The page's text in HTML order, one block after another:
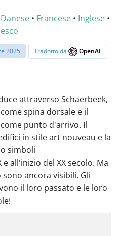
Danese • Francese • Inglese •
2025 Tradotto da OpenAI
attraverso Schaerbeek,
spina dorsale e il
punto d'arrivo. Il
in stile art nouveau e la
simboli
all'inizio del XX secolo. Ma
ancora visibili. Gli
il loro passato e le loro